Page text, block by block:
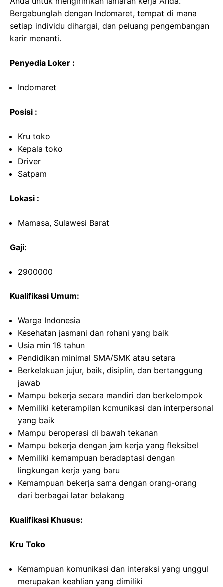
Bergabunglah dengan Indomaret, tempat di mana
setiap individu dihargai, dan peluang pengembangan
karir menanti.
Penyedia Loker :
Indomaret
Posisi :
Kru toko
Kepala toko
Driver
Satpam
Lokasi :
Mamasa, Sulawesi Barat
Gaji:
2900000
Kualifikasi Umum:
Warga Indonesia
Kesehatan jasmani dan rohani yang baik
Usia min 18 tahun
Pendidikan minimal SMA/SMK atau setara
Berkelakuan jujur, baik, disiplin, dan bertanggung
jawab
Mampu bekerja secara mandiri dan berkelompok
Memiliki keterampilan komunikasi dan interpersonal
yang baik
Mampu beroperasi di bawah tekanan
Mampu bekerja dengan jam kerja yang fleksibel
Memiliki kemampuan beradaptasi dengan
lingkungan kerja yang baru
Kemampuan bekerja sama dengan orang-orang
dari berbagai latar belakang
Kualifikasi Khusus:
Kru Toko
Kemampuan komunikasi dan interaksi yang unggul
merupakan keahlian yang dimiliki